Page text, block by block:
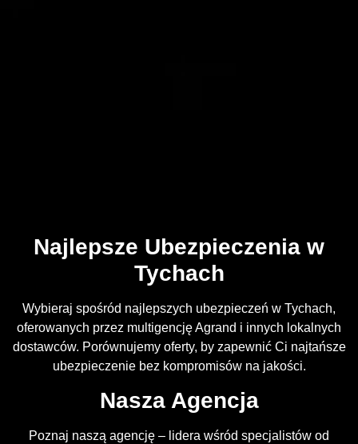
Najlepsze Ubezpieczenia w
Tychach
Wybieraj spośród najlepszych ubezpieczeń w Tychach,
oferowanych przez multigencję Agrand i innych lokalnych
dostawców. Porównujemy oferty, by zapewnić Ci najtańsze
ubezpieczenie bez kompromisów na jakości.
Nasza Agencja
Poznaj naszą agencję – lidera wśród specjalistów od